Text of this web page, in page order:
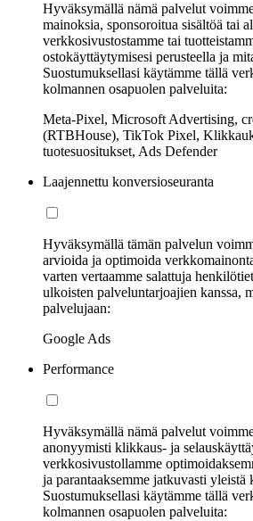
Hyväksymällä nämä palvelut
mainoksia, sponsoroitua sisältöä tai
verkkosivustostamme tai
ostokäyttäytymisesi perusteella ja
Suostumuksellasi käytämme tällä
kolmannen osapuolen palveluita:
Meta-Pixel, Microsoft Advertising,
(RTBHouse), TikTok Pixel,
tuotesuositukset, Ads Defender
Laajennettu konversioseuranta
Hyväksymällä tämän palvelun
arvioida ja optimoida
varten vertaamme salattuja
ulkoisten palveluntarjoajien kanssa,
palvelujaan:
Google Ads
Performance
Hyväksymällä nämä palvelut
anonyymisti klikkaus- ja
verkkosivustollamme
ja parantaaksemme jatkuvasti yleistä
Suostumuksellasi käytämme tällä
kolmannen osapuolen palveluita: